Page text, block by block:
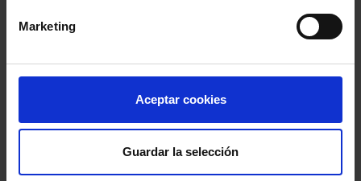
Marketing
Aceptar cookies
Guardar la selección
defiende como
prioridad dignificar las
infraestructuras